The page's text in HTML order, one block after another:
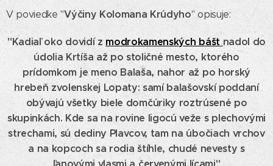
V poviedke "Výčiny Kolomana Krúdyho" opisuje:
"Kadiaľ oko dovidí z modrokamenských bášt nadol do
údolia Krtíša až po stoličné mesto, ktorého
prídomkom je meno Balaša, nahor až po horský
hrebeň zvolenskej Lopaty: samí balašovskí poddaní
obývajú všetky biele domčúriky roztrúsené po
skupinkách. Kde sa na rovine ligocú veže s plechovými
strechami, sú dediny Plavcov, tam na úbočiach vrchov
a na kopcoch sa rodia štíhle, chudé nevesty s